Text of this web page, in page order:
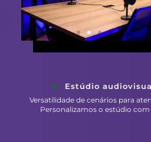
Estúdio
Versatilidade de cenários para
Personalizamos o estúdio